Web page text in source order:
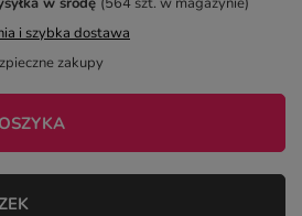
i szybka dostawa
zakupy